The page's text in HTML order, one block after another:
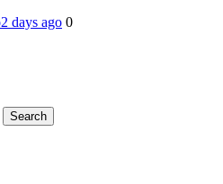
2 days ago 0
Search